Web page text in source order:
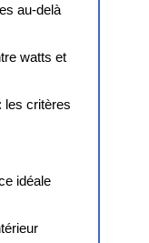
au-delà
watts et
les critères
idéale